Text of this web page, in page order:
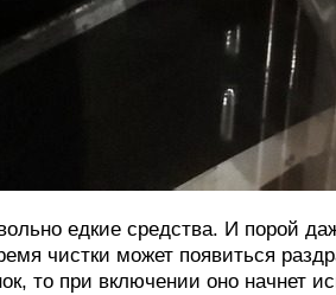
едкие средства. И порой
чистки может появиться
то при включении оно начнет